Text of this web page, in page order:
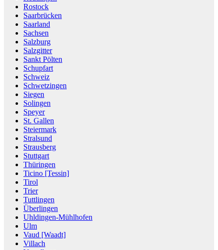
Rostock
Saarbrücken
Saarland
Sachsen
Salzburg
Salzgitter
Sankt Pölten
Schupfart
Schweiz
Schwetzingen
Siegen
Solingen
Speyer
St. Gallen
Steiermark
Stralsund
Strausberg
Stuttgart
Thüringen
Ticino [Tessin]
Tirol
Trier
Tuttlingen
Überlingen
Uhldingen-Mühlhofen
Ulm
Vaud [Waadt]
Villach